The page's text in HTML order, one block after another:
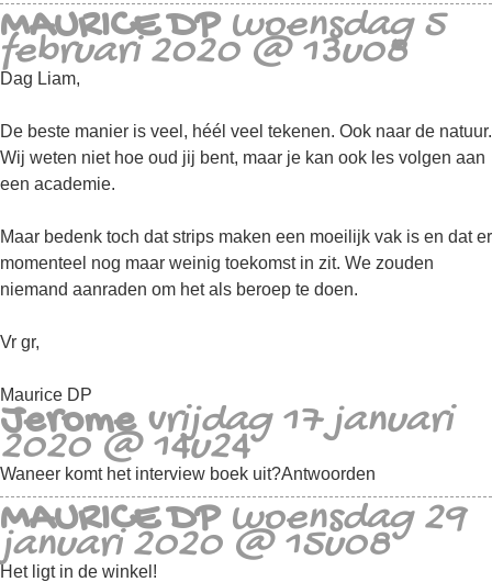
MAURICE DP woensdag 5
februari 2020 @ 13u08
Dag Liam,
De beste manier is veel, héél veel tekenen. Ook naar de natuur.
Wij weten niet hoe oud jij bent, maar je kan ook les volgen aan
een academie.
Maar bedenk toch dat strips maken een moeilijk vak is en dat er
momenteel nog maar weinig toekomst in zit. We zouden
niemand aanraden om het als beroep te doen.
Vr gr,
Maurice DP
Jerome vrijdag 17 januari
2020 @ 14u24
Waneer komt het interview boek uit?Antwoorden
MAURICE DP woensdag 29
januari 2020 @ 15u08
Het ligt in de winkel!